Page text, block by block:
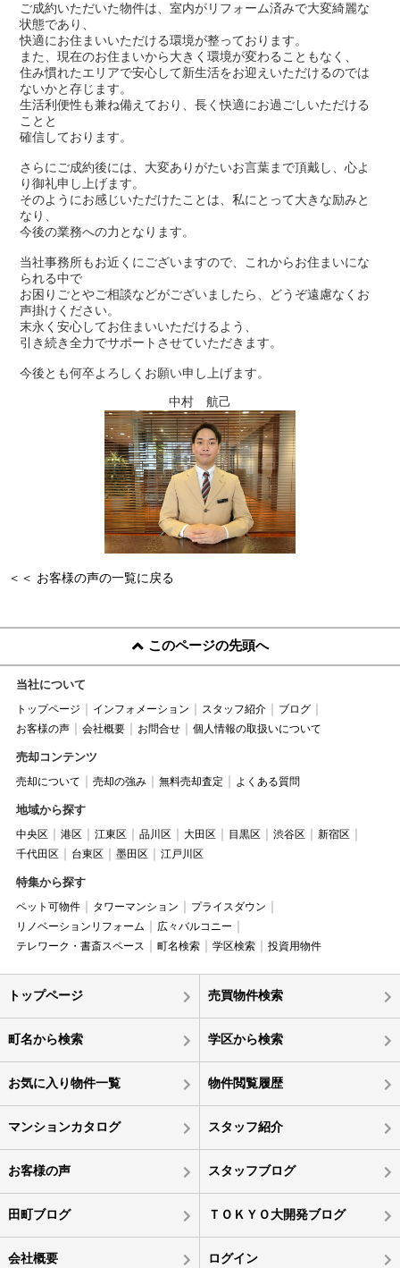
ご成約いただいた物件は、室内がリフォーム済みで大変綺麗な
状態であり、
快適にお住まいいただける環境が整っております。
また、現在のお住まいから大きく環境が変わることもなく、
住み慣れたエリアで安心して新生活をお迎えいただけるのでは
ないかと存じます。
生活利便性も兼ね備えており、長く快適にお過ごしいただける
ことと
確信しております。
さらにご成約後には、大変ありがたいお言葉まで頂戴し、心よ
り御礼申し上げます。
そのようにお感じいただけたことは、私にとって大きな励みと
なり、
今後の業務への力となります。
当社事務所もお近くにございますので、これからお住まいにな
られる中で
お困りごとやご相談などがございましたら、どうぞ遠慮なくお
声掛けください。
末永く安心してお住まいいただけるよう、
引き続き全力でサポートさせていただきます。
今後とも何卒よろしくお願い申し上げます。
中村 航己
＜＜ お客様の声の一覧に戻る
このページの先頭へ
当社について
トップページ インフォメーション スタッフ紹介
ブログ
お客様の声
会社概要 お問合せ 個人情報の取扱いについて
売却コンテンツ
売却について 売却の強み 無料売却査定 よくある質問
地域から探す
中央区 港区 江東区 品川区 大田区 目黒区 渋谷区
新宿区
千代田区
台東区 墨田区 江戸川区
特集から探す
ペット可物件 タワーマンション
プライスダウン
リノベーションリフォーム
広々バルコニー
テレワーク・書斎スペース
町名検索 学区検索 投資用物件
トップページ 売買物件検索
町名から検索 学区から検索
お気に入り物件一覧 物件閲覧履歴
マンションカタログ スタッフ紹介
お客様の声 スタッフブログ
田町ブログ ＴＯＫＹＯ大開発ブログ
会社概要 ログイン